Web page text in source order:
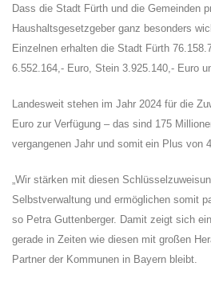
Dass die Stadt Fürth und die Gemeinden
Haushaltsgesetzgeber ganz besonders
Einzelnen erhalten die Stadt Fürth
6.552.164,- Euro, Stein 3.925.140,- Euro
Landesweit stehen im Jahr 2024 für die
Euro zur Verfügung – das sind 175
vergangenen Jahr und somit ein Plus von
Wir stärken mit diesen
Selbstverwaltung und ermöglichen somit
so Petra Guttenberger. Damit zeigt sich
gerade in Zeiten wie diesen mit großen
Partner der Kommunen in Bayern bleibt.